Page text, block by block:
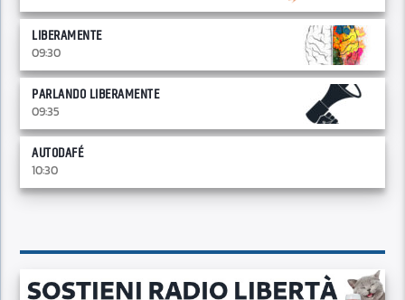
LIBERAMENTE
09:30
PARLANDO LIBERAMENTE
09:35
AUTODAFÉ
10:30